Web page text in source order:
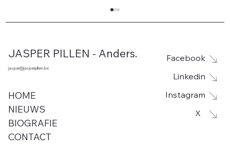
Leegstand voor site De Rhille in
Woumen vanaf 1 september. Jasper
JASPER PILLEN - Anders.
jasper@jasperpillen.be
HOME
NIEUWS
BIOGRAFIE
CONTACT
Facebook
Linkedin
Instagram
X